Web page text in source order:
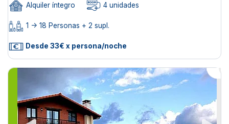
Alquiler íntegro 4 unidades
1 -> 18 Personas + 2 supl.
Desde 33€ x persona/noche